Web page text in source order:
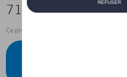
71,00 €
Ce produit n'est actuellement pas de stock